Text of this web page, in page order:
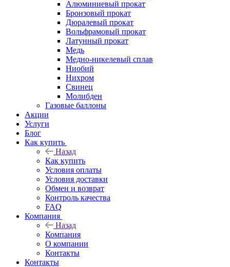
Алюминиевый прокат
Бронзовый прокат
Дюралевый прокат
Вольфрамовый прокат
Латунный прокат
Медь
Медно-никелевый сплав
Ниобий
Нихром
Свинец
Молибден
Газовые баллоны
Акции
Услуги
Блог
Как купить
Назад
Как купить
Условия оплаты
Условия доставки
Обмен и возврат
Контроль качества
FAQ
Компания
Назад
Компания
О компании
Контакты
Контакты